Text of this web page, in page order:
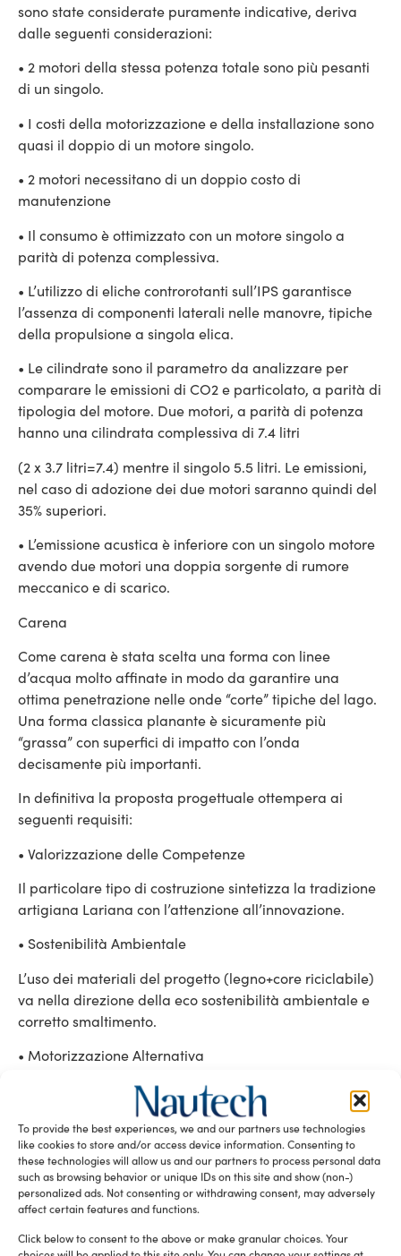
To provide the best experiences, we and our partners use technologies
like cookies to store and/or access device information. Consenting to
these technologies will allow us and our partners to process personal data
such as browsing behavior or unique IDs on this site and show (non-)
personalized ads. Not consenting or withdrawing consent, may adversely
affect certain features and functions.
Click below to consent to the above or make granular choices. Your
sono state considerate puramente indicative, deriva
dalle seguenti considerazioni:
• 2 motori della stessa potenza totale sono più pesanti
di un singolo.
• I costi della motorizzazione e della installazione sono
quasi il doppio di un motore singolo.
• 2 motori necessitano di un doppio costo di
manutenzione
• Il consumo è ottimizzato con un motore singolo a
parità di potenza complessiva.
• L’utilizzo di eliche controrotanti sull’IPS garantisce
l’assenza di componenti laterali nelle manovre, tipiche
della propulsione a singola elica.
• Le cilindrate sono il parametro da analizzare per
comparare le emissioni di CO2 e particolato, a parità di
tipologia del motore. Due motori, a parità di potenza
hanno una cilindrata complessiva di 7.4 litri
(2 x 3.7 litri=7.4) mentre il singolo 5.5 litri. Le emissioni,
nel caso di adozione dei due motori saranno quindi del
35% superiori.
• L’emissione acustica è inferiore con un singolo motore
avendo due motori una doppia sorgente di rumore
meccanico e di scarico.
Carena
Come carena è stata scelta una forma con linee
d’acqua molto affinate in modo da garantire una
ottima penetrazione nelle onde “corte” tipiche del lago.
Una forma classica planante è sicuramente più
“grassa” con superfici di impatto con l’onda
decisamente più importanti.
In definitiva la proposta progettuale ottempera ai
seguenti requisiti:
• Valorizzazione delle Competenze
Il particolare tipo di costruzione sintetizza la tradizione
artigiana Lariana con l’attenzione all’innovazione.
• Sostenibilità Ambientale
L’uso dei materiali del progetto (legno+core riciclabile)
va nella direzione della eco sostenibilità ambientale e
corretto smaltimento.
• Motorizzazione Alternativa
L’adozione di un singolo motore diesel con propulsore
IPS è in definitiva molto più “ecologica” rispetto alle
soluzioni “full electric” o ibride, non adatte
all’applicazione su una imbarcazione veloce da
trasporto pubblico/turistico e falsamente ecosostenibili.
• Ergonomicità di Imbarco-Sbarco
L’attenzione alla ergonomicità di imbarco/sbarco ha